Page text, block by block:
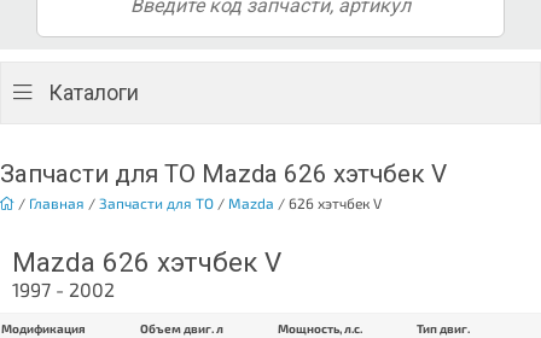
Каталоги
Запчасти для ТО Mazda 626 хэтчбек V
/ Главная / Запчасти для ТО / Mazda / 626 хэтчбек V
Mazda 626 хэтчбек V
1997 - 2002
Модификация Объем двиг. л Мощность, л.с.
Тип двиг.